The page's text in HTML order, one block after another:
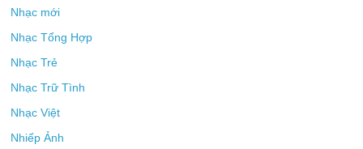
Nhạc mới
Nhạc Tổng Hợp
Nhạc Trẻ
Nhạc Trữ Tình
Nhạc Việt
Nhiếp Ảnh